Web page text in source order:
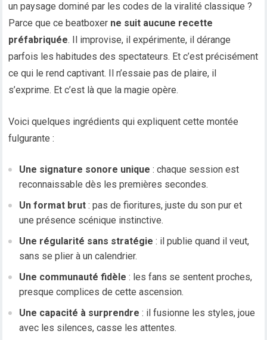
un paysage dominé par les codes de la viralité classique ?
Parce que ce beatboxer ne suit aucune recette
préfabriquée. Il improvise, il expérimente, il dérange
parfois les habitudes des spectateurs. Et c’est précisément
ce qui le rend captivant. Il n’essaie pas de plaire, il
s’exprime. Et c’est là que la magie opère.
Voici quelques ingrédients qui expliquent cette montée
fulgurante :
Une signature sonore unique : chaque session est
reconnaissable dès les premières secondes.
Un format brut : pas de fioritures, juste du son pur et
une présence scénique instinctive.
Une régularité sans stratégie : il publie quand il veut,
sans se plier à un calendrier.
Une communauté fidèle : les fans se sentent proches,
presque complices de cette ascension.
Une capacité à surprendre : il fusionne les styles, joue
avec les silences, casse les attentes.